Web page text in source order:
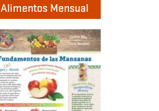
Alimentos Mensual